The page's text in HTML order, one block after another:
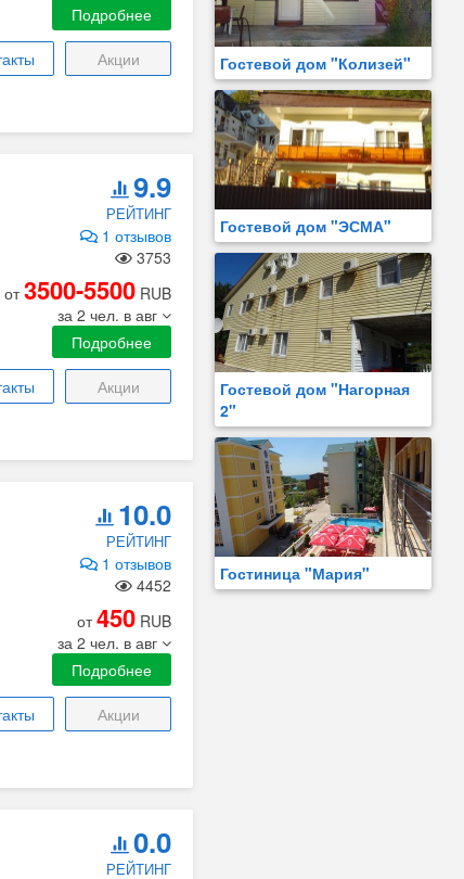
Подробнее
Акции
9.9
РЕЙТИНГ
1 отзывов
3753
от3500-5500RUB
за 2 чел. в авг
Подробнее
Акции
10.0
РЕЙТИНГ
1 отзывов
4452
от450RUB
за 2 чел. в авг
Подробнее
Акции
0.0
РЕЙТИНГ
Гостевой дом "Колизей"
Гостевой дом "ЭСМА"
Гостевой дом "Нагорная
2"
Гостиница "Мария"